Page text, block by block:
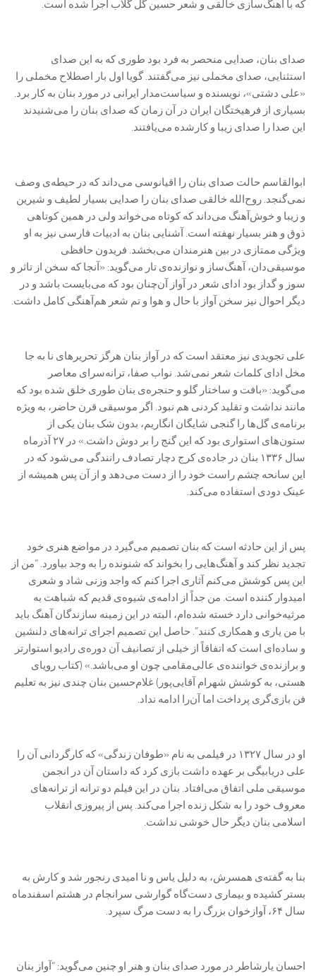
که با آهنگ‌سازی خالقی و شعر حسین گل گلاب اجرا شده است.
صدای بنان، صدایی منحصر به فرد بود طوری که به این صدای
استثنایی، صدای مخملی نیز می‌گفتند. گویا اول بار اصطلاح مخملی را
«علی دشتی»، نویسنده و سیاست‌مدار ایرانی در مورد بنان به کار برد.
بسیاری از فرهیختگان ایران در آن زمان که صدای بنان را می‌شنیدند
این صدا را صدای زیبا و کارشده می‌یافتند.
ابوالقاسم حالت صدای بنان را اقیانوسی می‌داند که در حیطه‌ی وصف
نمی‌گنجد. روح‌الله خالقی صدای بنان را صدایی بسیار لطیف و شیرین
و زیبا و خوش‌آهنگ می‌داند که کوتاه می‌خواند ولی در همین کوتاهی
ذوق و هنر بسیار نهفته است. آشنایی بنان به ادبیات فارسی نیز به او
ویژگی‌ ممتازی در بین هنرمندان می‌بخشد. فریدون حافظی
موسیقی‌دان، آهنگ‌ساز و نوازنده‌ی تار می‌گوید: «آنجا که سخن از تاثر و
سوز و گداز بود ادای شعر در آواز آن‌چنان بود که می‌بایست باشد و در
دیگر احوال نیز سخن آواز با حال و هوا و تم شعر هم‌آهنگی کامل داشت.
علی تجویدی نیز معتقد است که در آواز بنان هرگز تحریرهای نا به جا
مخل ادای کلمات شعر نمی‌شد. نواب صفا، ترانه‌سرای معاصر
می‌گوید: «بافت و ساختار گلو و حنجره‌ی بنان طوری خلق شده بود که
مانند نداشت و تقلید کردنی هم نبود. اگر موسیقی قرن حاضر، به ویژه
برنامه‌ی گل‌ها را گنجی شایگان انگاریم، بدون شک بنان یکی از
ستون‌های استواری بود که این گنج را بر دوش داشت.» در ۲۷ آذرماه
سال ۱۳۳۶ بنان در جاده‌ی کرج دچار تصادف رانندگی می‌شود که در
این سانحه چشم راست خود را از دست می‌دهد و از آن پس همیشه از
عینک دودی استفاده می‌کند.
پس از این حادثه است که بنان تصمیم می‌گیرد در مواضع هنری خود
تجدید نظر کند و آهنگ‌هایی را بخواند که شنونده را به وجد بیاورد. “من از
این پس کوشش می‌کنم آثاری اجرا کنم که واجد وزنی شاد و شعری
امیدوار کننده‌ است. من جداً از ادامه‌ی شیوه‌ی قدیم که شباهت به
مرثیه‌خوانی دارد خسته شده‌ام، البته در این زمینه سازندگان آهنگ باید
با من یاری و همکاری کنند”. حاصل این تصمیم اجرای ترانه‌های دلنشین
و ساده‌ای است که اتفاقاً از خیلی از تصانیف آن دوره‌ی رادیو استوارتر
و برازنده‌ی خواننده‌ی عالی‌مقامی چون او می‌باشد.» (کتاب رویای
هستی، به کوشش شهرام آقایی‌پور) غلام‌حسین بنان چندی نیز به تعلیم
فن بازی‌گری پرداخت اما آن‌را ادامه نداد.
او در سال ۱۳۲۷ در فیلمی به نام «طوفان زندگی» که کارگردانی آن را
علی دریابیگی بر عهده داشت بازی کرد که داستان آن در انجمن
موسیقی ملی اتفاق می‌افتاد. بنان در این فیلم دو ترانه از ترانه‌های
معروف خود را به شکل زنده اجرا می‌کند. پس از پیروزی انقلاب
اسلامی بنان دیگر حال خوشی نداشت.
بنا به گفته‌ی همسرش، به دلیل یاس و نا امیدی رنجور شد و کارش به
بستر کشیده و بیماری دست‌گاه گوارشی سرانجام در هشتم اسفندماه
سال ۶۴، آوازخوان بزرگ را به دست مرگ سپرد.
احسان یارشاطر در مورد صدای بنان و هنر او چنین می‌گوید: “آواز بنان